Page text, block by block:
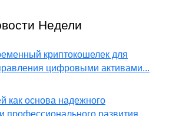
Недели
криптокошелек для
цифровыми активами...
как основа надежного
профессионального развития...